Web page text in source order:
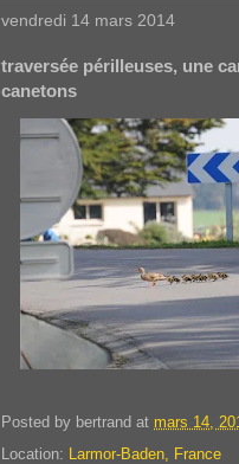
vendredi 14 mars 2014
traversée périlleuses, une
canetons
Posted by bertrand at mars 14,
Location: Larmor-Baden, France